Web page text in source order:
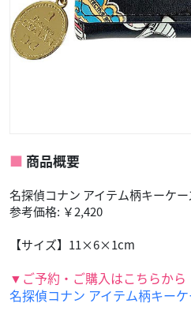
商品概要
名探偵コナン アイテム柄キーケー
参考価格: ￥2,420
【サイズ】11×6×1cm
▼ご予約・ご購入はこちらから
名探偵コナン アイテム柄キーケ